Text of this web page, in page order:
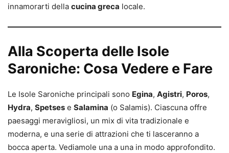
innamorarti della cucina greca locale.
Alla Scoperta delle Isole
Saroniche: Cosa Vedere e Fare
Le Isole Saroniche principali sono Egina, Agistri, Poros,
Hydra, Spetses e Salamina (o Salamis). Ciascuna offre
paesaggi meravigliosi, un mix di vita tradizionale e
moderna, e una serie di attrazioni che ti lasceranno a
bocca aperta. Vediamole una a una in modo approfondito.